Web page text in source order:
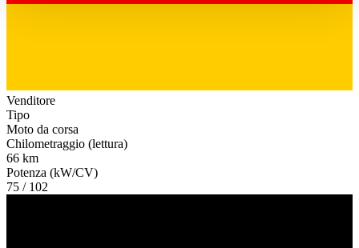
haben oder die sie im Rahmen Ihrer Nutzung der Dienste
Venditore
Tipo
Moto da corsa
Chilometraggio (lettura)
66 km
Potenza (kW/CV)
75 / 102